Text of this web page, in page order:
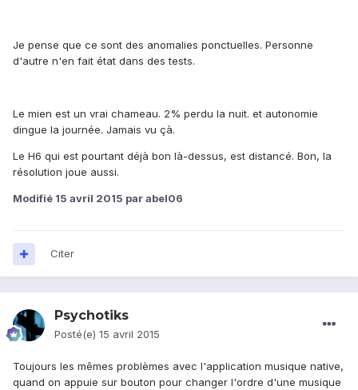
Je pense que ce sont des anomalies ponctuelles. Personne
d'autre n'en fait état dans des tests.
Le mien est un vrai chameau. 2% perdu la nuit. et autonomie
dingue la journée. Jamais vu çà.
Le H6 qui est pourtant déjà bon là-dessus, est distancé. Bon, la
résolution joue aussi.
Modifié 15 avril 2015 par abel06
Citer
Psychotiks
Posté(e) 15 avril 2015
Toujours les mêmes problèmes avec l'application musique native,
quand on appuie sur bouton pour changer l'ordre d'une musique